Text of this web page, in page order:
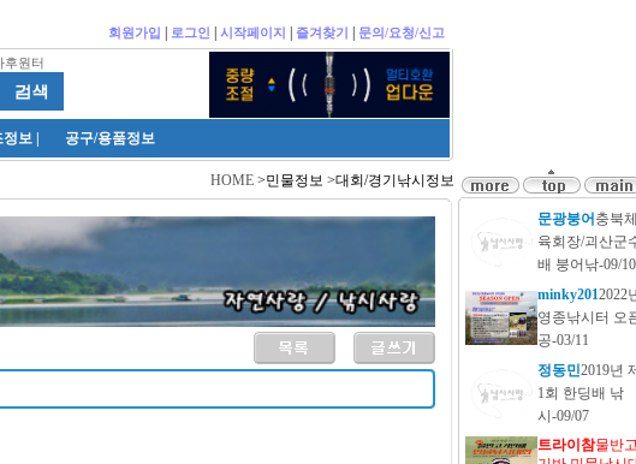
회원가입 로그인 시작페이지 즐겨찾기 문의/요청/신고
후원터
정보 공구/용품정보
HOME >민물정보 >대회/경기낚시정보
문광붕어 충북
육회장/괴산군
배 붕어낚-09/10
minky2012022
영종낚시터 오
공-03/11
정동민2019년
1회 한딩배 낚
시-09/07
트라이참물반